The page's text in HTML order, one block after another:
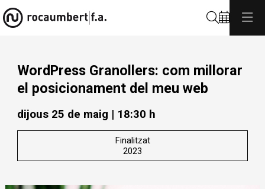
WordPress Granollers: com millorar
el posicionament del meu web
dijous 25 de maig | 18:30 h
Finalitzat
2023